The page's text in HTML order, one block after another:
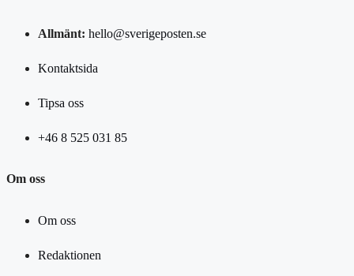
Allmänt: hello@sverigeposten.se
Kontaktsida
Tipsa oss
+46 8 525 031 85
Om oss
Om oss
Redaktionen